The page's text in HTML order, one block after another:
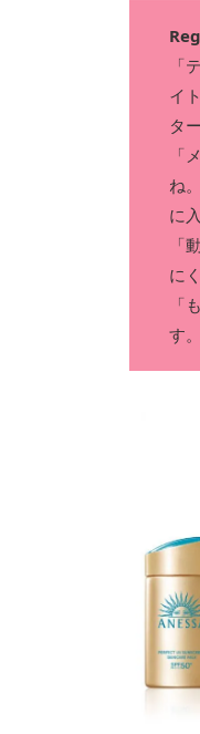
「
イ
タ
「
ね
に
「
に
「
す